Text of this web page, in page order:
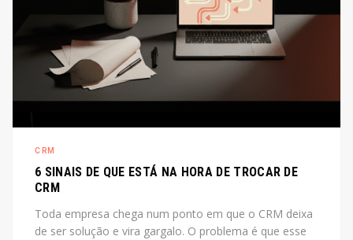
CRM
6 SINAIS DE QUE ESTÁ NA HORA DE TROCAR DE
CRM
Toda empresa chega num ponto em que o CRM deixa
de ser solução e vira gargalo. O problema é que esse